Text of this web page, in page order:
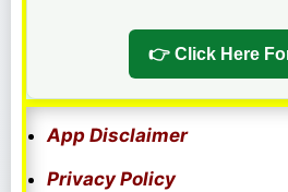
Click Here For
App Disclaimer
Privacy Policy